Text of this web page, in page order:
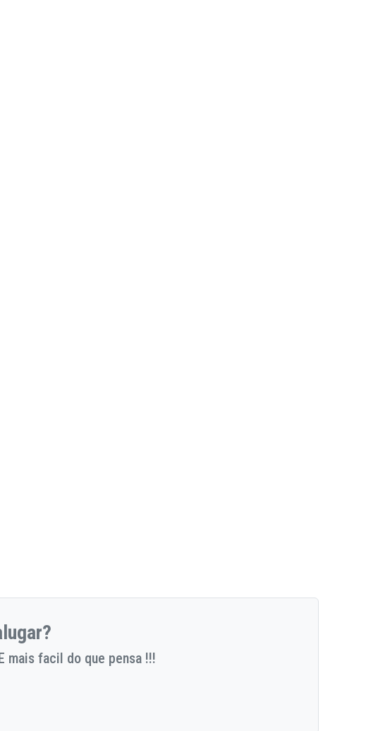
mais facil do que pensa !!!